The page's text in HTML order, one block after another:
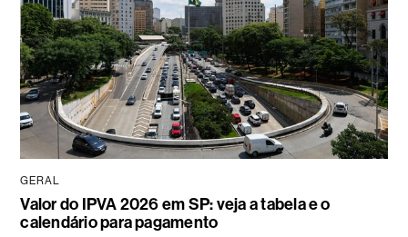
GERAL
Valor do IPVA 2026 em SP: veja a tabela e o
calendário para pagamento